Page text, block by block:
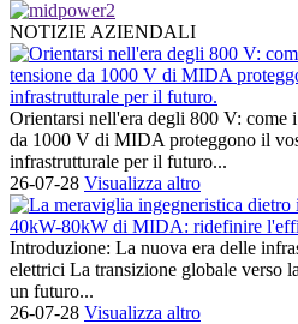
NOTIZIE AZIENDALI
Orientarsi nell'era degli 800 V: come
da 1000 V di MIDA proteggono il
infrastrutturale per il futuro...
26-07-28 Visualizza altro
Introduzione: La nuova era delle
elettrici La transizione globale verso
un futuro...
26-07-28 Visualizza altro